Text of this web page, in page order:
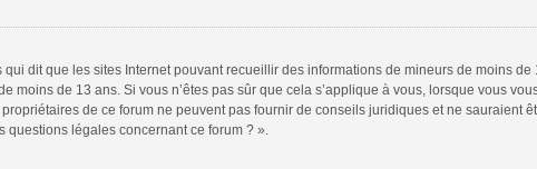
dit que les sites Internet pouvant recueillir des informations de mineurs de moins
moins de 13 ans. Si vous n’êtes pas sûr que cela s’applique à vous, lorsque vous
de ce forum ne peuvent pas fournir de conseils juridiques et ne sauraient
questions légales concernant ce forum ? ».